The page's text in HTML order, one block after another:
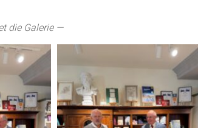
die Galerie —